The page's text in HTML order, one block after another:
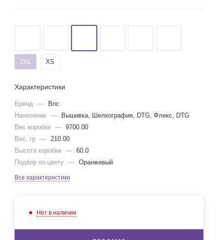
2XL XS
Характеристики
Бренд —
Bnc
Нанесение —
Вышивка, Шелкография, DTG, Флекс, DTG
Вес коробки — 9700.00
Вес, гр — 210.00
Высота коробки — 60.0
Подбор по цвету — Оранжевый
Все характеристики
Нет в наличии